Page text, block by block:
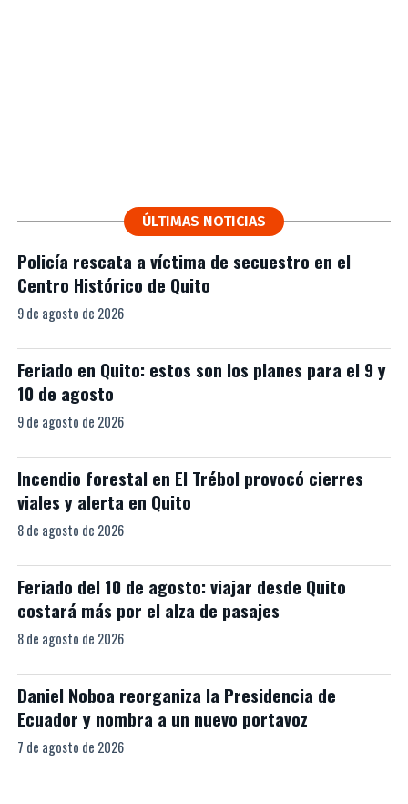
ÚLTIMAS NOTICIAS
Policía rescata a víctima de secuestro en el
Centro Histórico de Quito
9 de agosto de 2026
Feriado en Quito: estos son los planes para el 9 y
10 de agosto
9 de agosto de 2026
Incendio forestal en El Trébol provocó cierres
viales y alerta en Quito
8 de agosto de 2026
Feriado del 10 de agosto: viajar desde Quito
costará más por el alza de pasajes
8 de agosto de 2026
Daniel Noboa reorganiza la Presidencia de
Ecuador y nombra a un nuevo portavoz
7 de agosto de 2026